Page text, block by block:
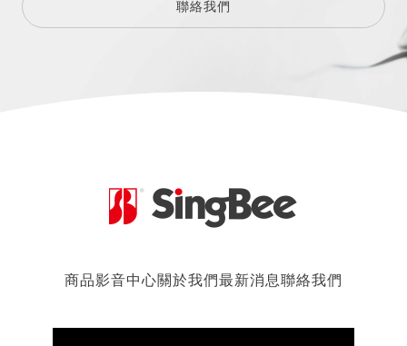
聯絡我們
商品影音中心關於我們最新消息聯絡我們